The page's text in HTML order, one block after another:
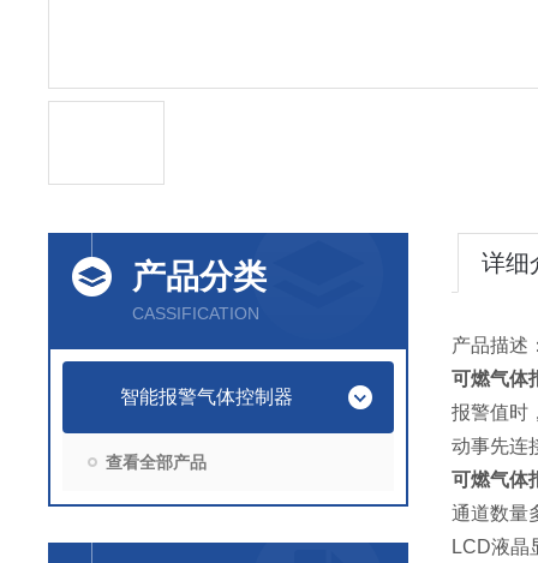
产品分类
CASSIFICATION
智能报警气体控制器
查看全部产品
详细
产品描述
可燃气体
报警值时
动事先连
可燃气体
通道数量
LCD液晶